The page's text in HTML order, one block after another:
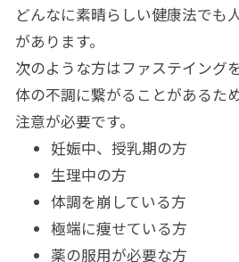
どんなに素晴らしい健康法でも
があります。
次のような方はファステイング
体の不調に繋がることがあるた
注意が必要です。
妊娠中、授乳期の方
生理中の方
体調を崩している方
極端に痩せている方
薬の服用が必要な方